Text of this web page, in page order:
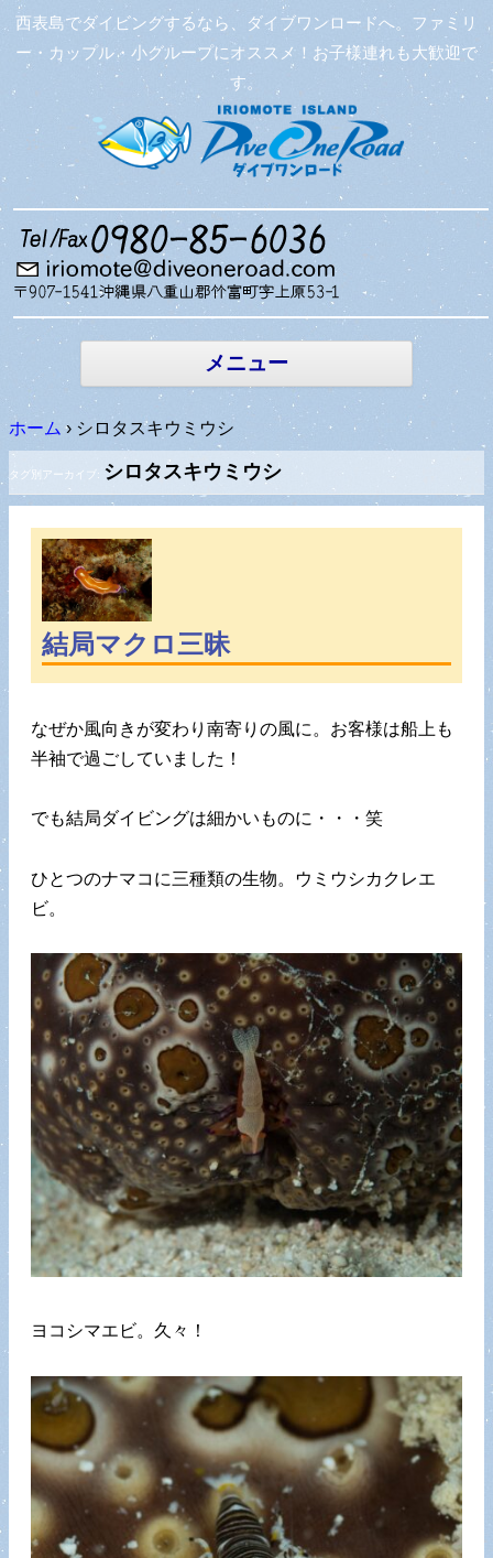
西表島でダイビングするなら、ダイブワンロードへ。ファミリ
ー・カップル・小グループにオススメ！お子様連れも大歓迎で
す。
メニュー
コンテン
ホーム › シロタスキウミウシ
タグ別アーカイブ: シロタスキウミウシ
結局マクロ三昧
なぜか風向きが変わり南寄りの風に。お客様は船上も
半袖で過ごしていました！
でも結局ダイビングは細かいものに・・・笑
ひとつのナマコに三種類の生物。ウミウシカクレエ
ビ。
ヨコシマエビ。久々！